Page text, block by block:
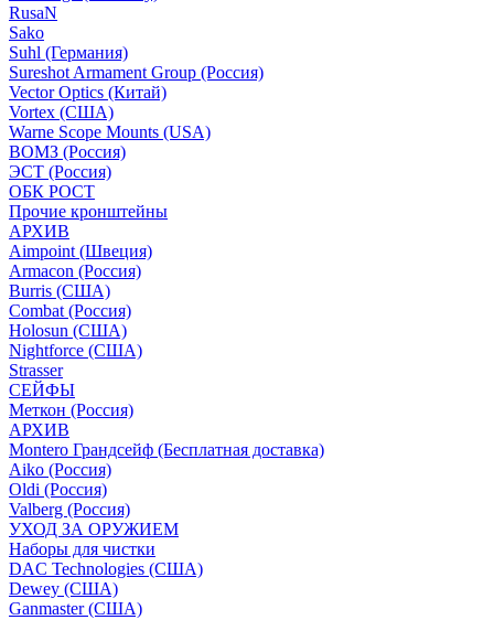
RusaN
Sako
Suhl (Германия)
Sureshot Armament Group (Россия)
Vector Optics (Китай)
Vortex (США)
Warne Scope Mounts (USA)
ВОМЗ (Россия)
ЭСТ (Россия)
ОБК РОСТ
Прочие кронштейны
АРХИВ
Aimpoint (Швеция)
Armacon (Россия)
Burris (США)
Combat (Россия)
Holosun (США)
Nightforce (США)
Strasser
СЕЙФЫ
Меткон (Россия)
АРХИВ
Montero Грандсейф (Бесплатная доставка)
Aiko (Россия)
Oldi (Россия)
Valberg (Россия)
УХОД ЗА ОРУЖИЕМ
Наборы для чистки
DAC Technologies (США)
Dewey (США)
Ganmaster (США)